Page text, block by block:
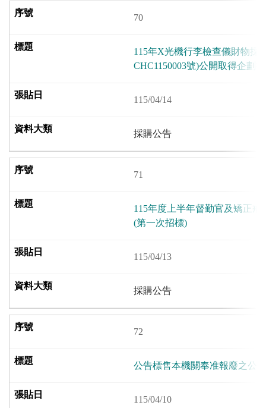
70
115年X光機行李檢查儀財物採
CHC1150003號)公開取得企劃
115/04/14
採購公告
71
115年度上半年督勤官及矯正
(第一次招標)
115/04/13
採購公告
72
公告標售本機關奉准報廢之公
115/04/10